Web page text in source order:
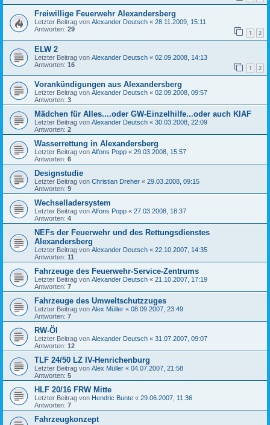
Freiwillige Feuerwehr Alexandersberg
Letzter Beitrag von Alexander Deutsch « 28.11.2009, 15:11
Antworten: 29 1 2
ELW 2
Letzter Beitrag von Alexander Deutsch « 02.09.2008, 14:13
Antworten: 16 1 2
Vorankündigungen aus Alexandersberg
Letzter Beitrag von Alexander Deutsch « 02.09.2008, 09:57
Antworten: 3
Mädchen für Alles....oder GW-Einzelhilfe...oder auch KlAF
Letzter Beitrag von Alexander Deutsch « 30.03.2008, 22:09
Antworten: 2
Wasserrettung in Alexandersberg
Letzter Beitrag von Alfons Popp « 29.03.2008, 15:57
Antworten: 6
Designstudie
Letzter Beitrag von Christian Dreher « 29.03.2008, 09:15
Antworten: 9
Wechselladersystem
Letzter Beitrag von Alfons Popp « 27.03.2008, 18:37
Antworten: 4
NEFs der Feuerwehr und des Rettungsdienstes
Alexandersberg
Letzter Beitrag von Alexander Deutsch « 22.10.2007, 14:35
Antworten: 11
Fahrzeuge des Feuerwehr-Service-Zentrums
Letzter Beitrag von Alexander Deutsch « 21.10.2007, 17:19
Antworten: 7
Fahrzeuge des Umweltschutzzuges
Letzter Beitrag von Alex Müller « 08.09.2007, 23:49
Antworten: 7
RW-Öl
Letzter Beitrag von Alexander Deutsch « 31.07.2007, 09:07
Antworten: 12
TLF 24/50 LZ IV-Henrichenburg
Letzter Beitrag von Alex Müller « 04.07.2007, 21:58
Antworten: 5
HLF 20/16 FRW Mitte
Letzter Beitrag von Hendric Bunte « 29.06.2007, 11:36
Antworten: 7
Fahrzeugkonzept